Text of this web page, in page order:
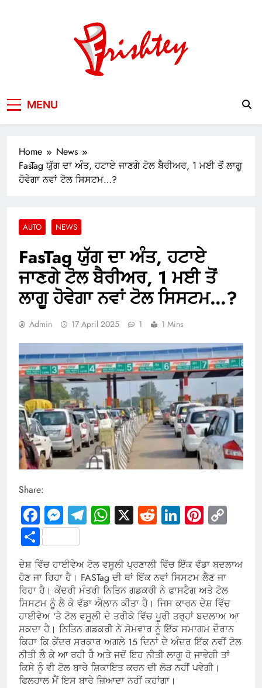
MENU
Home
News
FasTag ਯੁੱਗ ਦਾ ਅੰਤ, ਹਟਾਏ ਜਾਣਗੇ ਟੋਲ ਬੈਰੀਅਰ, 1 ਮਈ ਤੋਂ ਲਾਗੂ
ਹੋਵੇਗਾ ਨਵਾਂ ਟੋਲ ਸਿਸਟਮ…?
AUTO NEWS
FasTag ਯੁੱਗ ਦਾ ਅੰਤ, ਹਟਾਏ
ਜਾਣਗੇ ਟੋਲ ਬੈਰੀਅਰ, 1 ਮਈ ਤੋਂ
ਲਾਗੂ ਹੋਵੇਗਾ ਨਵਾਂ ਟੋਲ ਸਿਸਟਮ…?
Admin 17 April 2025 1 1 Mins
Share:
Facebook
Messenger
Telegram
WhatsApp
X RedditLinkedIn
Share
ਦੇਸ਼ ਵਿੱਚ ਹਾਈਵੇਅ ਟੋਲ ਵਸੂਲੀ ਪ੍ਰਣਾਲੀ ਵਿੱਚ ਇੱਕ ਵੱਡਾ ਬਦਲਾਅ
ਹੋਣ ਜਾ ਰਿਹਾ ਹੈ। FASTag ਦੀ ਥਾਂ ਇੱਕ ਨਵਾਂ ਸਿਸਟਮ ਲੈਣ ਜਾ
ਰਿਹਾ ਹੈ। ਕੇਂਦਰੀ ਮੰਤਰੀ ਨਿਤਿਨ ਗਡਕਰੀ ਨੇ ਫਾਸਟੈਗ ਅਤੇ ਟੋਲ
ਸਿਸਟਮ ਨੂੰ ਲੈ ਕੇ ਵੱਡਾ ਐਲਾਨ ਕੀਤਾ ਹੈ। ਜਿਸ ਕਾਰਨ ਦੇਸ਼ ਵਿੱਚ
ਹਾਈਵੇਅ ‘ਤੇ ਟੋਲ ਵਸੂਲੀ ਦੇ ਤਰੀਕੇ ਵਿੱਚ ਪੂਰੀ ਤਰ੍ਹਾਂ ਬਦਲਾਅ ਆ
ਸਕਦਾ ਹੈ। ਨਿਤਿਨ ਗਡਕਰੀ ਨੇ ਸੋਮਵਾਰ ਨੂੰ ਇੱਕ ਸਮਾਗਮ ਦੌਰਾਨ
ਕਿਹਾ ਕਿ ਕੇਂਦਰ ਸਰਕਾਰ ਅਗਲੇ 15 ਦਿਨਾਂ ਦੇ ਅੰਦਰ ਇੱਕ ਨਵੀਂ ਟੋਲ
ਨੀਤੀ ਲੈ ਕੇ ਆ ਰਹੀ ਹੈ ਅਤੇ ਜਦੋਂ ਇਹ ਨੀਤੀ ਲਾਗੂ ਹੋ ਜਾਵੇਗੀ ਤਾਂ
ਕਿਸੇ ਨੂੰ ਵੀ ਟੋਲ ਬਾਰੇ ਸ਼ਿਕਾਇਤ ਕਰਨ ਦੀ ਲੋੜ ਨਹੀਂ ਪਵੇਗੀ।
ਫਿਲਹਾਲ ਮੈਂ ਇਸ ਬਾਰੇ ਜ਼ਿਆਦਾ ਨਹੀਂ ਕਹਾਂਗਾ।